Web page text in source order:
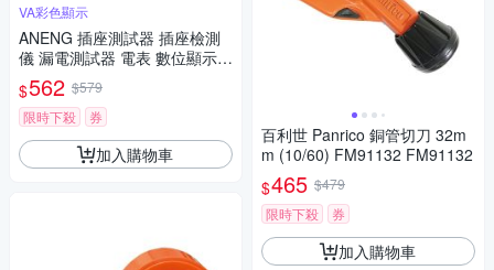
VA彩色顯示
ANENG 插座測試器 插座檢測
儀 漏電測試器 電表 數位顯示
工具
$562 $579
限時下殺
券
加入購物車
百利世 Panrico 銅管切刀 32m
m (10/60) FM91132 FM91132
$465 $479
限時下殺
券
加入購物車